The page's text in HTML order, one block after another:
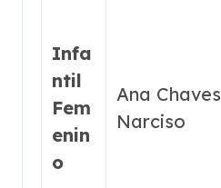
Infa
ntil
Fem
enin
o
Ana Chaves
Narciso